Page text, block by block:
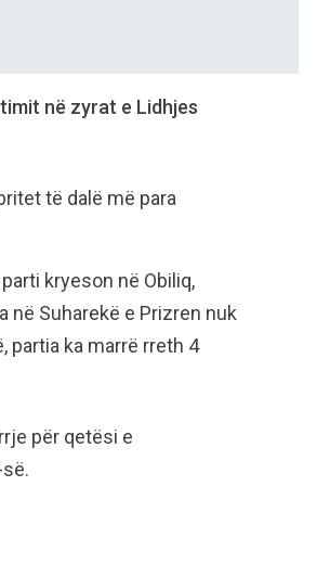
në zyrat e Lidhjes
të dalë më para
kryeson në Obiliq,
në Suharekë e Prizren nuk
partia ka marrë rreth 4
për qetësi e